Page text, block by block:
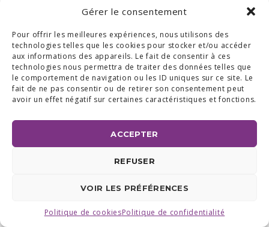
Gérer le consentement
Pour offrir les meilleures expériences, nous utilisons des
technologies telles que les cookies pour stocker et/ou accéder
aux informations des appareils. Le fait de consentir à ces
technologies nous permettra de traiter des données telles que
le comportement de navigation ou les ID uniques sur ce site. Le
fait de ne pas consentir ou de retirer son consentement peut
avoir un effet négatif sur certaines caractéristiques et fonctions.
ACCEPTER
REFUSER
VOIR LES PRÉFÉRENCES
Politique de cookiesPolitique de confidentialité
BUREAUX & SHOW ROOM
SHOW ROOM ET BUREAUX RÉGION BRABANT WALLON :
AVENUE DU COMMERCE 24 A, 1420 BRAINE L'ALLEUD
BUREAUX RÉGION LIÉGEOISE :RUE DE LA FERME 71 BTE 2,
4430 ANS TEL +32 (0) 2 387 43 32 | FAX +32 (0) 2 663 70 09
©2025 ALL ACCESS | POLITIQUE DE CONFIDENTIALITÉ |
MADE WITH
BY I-LOGICS